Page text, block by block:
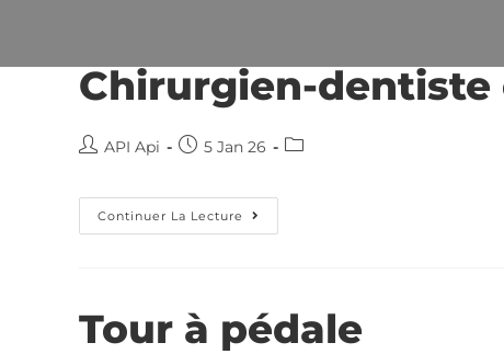
Chirurgien-dentiste
API Api 5 Jan 26
Continuer La Lecture
Tour à pédale